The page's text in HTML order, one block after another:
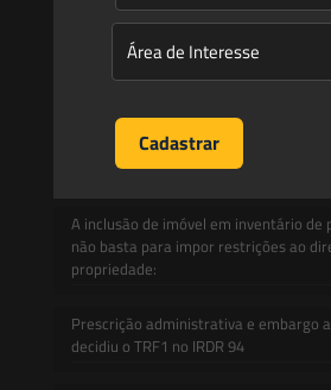
Mudanças climáticas, risco
Plano Clima 2026 para as hidrelétricas
A inclusão de imóvel em inventário
não basta para impor restrições ao
propriedade:
Prescrição administrativa e embargo
decidiu o TRF1 no IRDR 94